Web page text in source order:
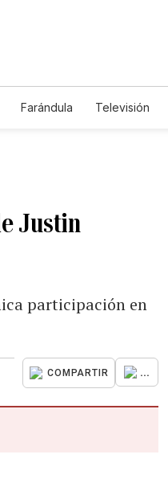
Farándula Televisión
Justin
participación en
COMPARTIR ...